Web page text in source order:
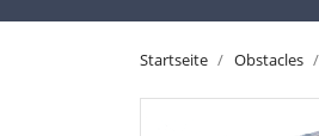
Startseite Obstacles